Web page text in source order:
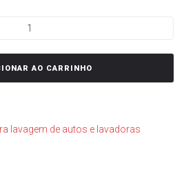
AO CARRINHO
lavagem de autos e lavadoras